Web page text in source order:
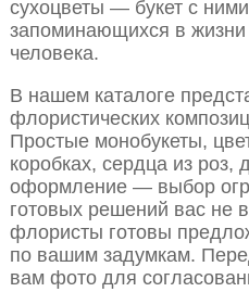
сухоцветы — букет с
запоминающихся в жизни
человека.
В нашем каталоге
флористических
Простые монобукеты,
коробках, сердца из роз,
оформление — выбор
готовых решений вас не
флористы готовы
по вашим задумкам.
вам фото для